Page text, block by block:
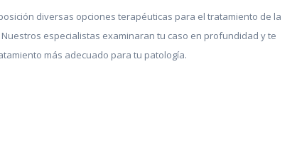
diversas opciones terapéuticas para el tratamiento de la
especialistas examinaran tu caso en profundidad y te
más adecuado para tu patología.